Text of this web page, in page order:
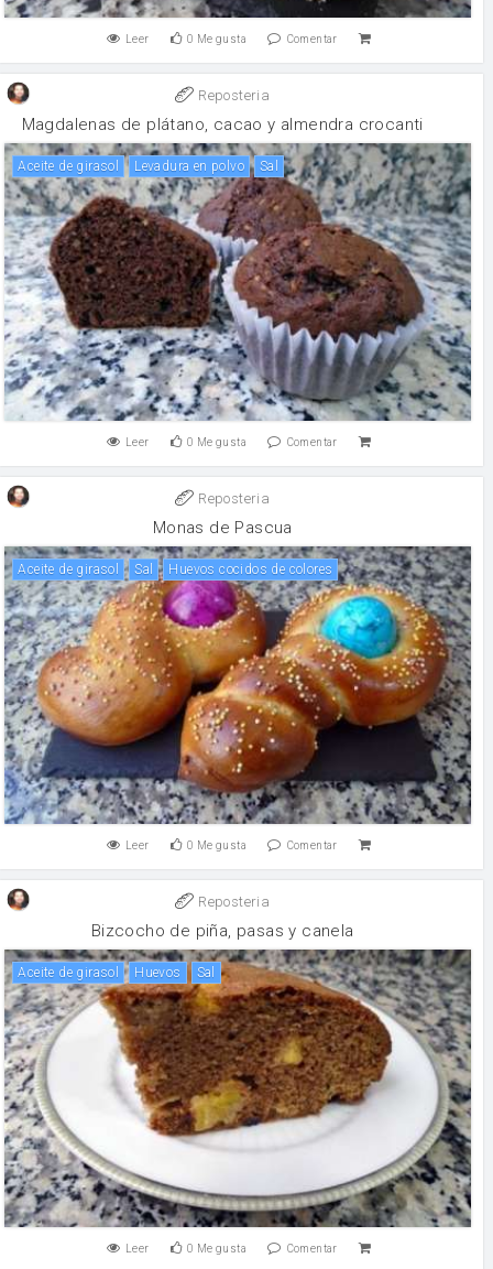
Leer 0 Me gusta Comentar
Reposteria
Magdalenas de plátano, cacao y almendra crocanti
aceite de girasol levadura en polvo sal
Leer 0 Me gusta Comentar
Reposteria
Monas de Pascua
aceite de girasol sal Huevos cocidos de colores
Leer 0 Me gusta Comentar
Reposteria
Bizcocho de piña, pasas y canela
aceite de girasol huevos sal
Leer 0 Me gusta Comentar